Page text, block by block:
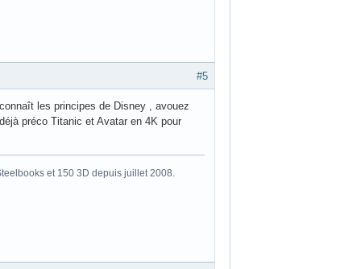
#5
les principes de Disney , avouez
préco Titanic et Avatar en 4K pour
et 150 3D depuis juillet 2008.